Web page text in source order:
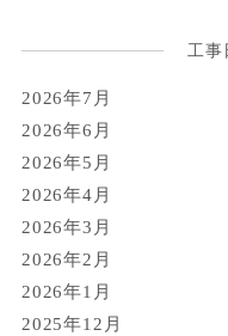
工事
2026年7月
2026年6月
2026年5月
2026年4月
2026年3月
2026年2月
2026年1月
2025年12月